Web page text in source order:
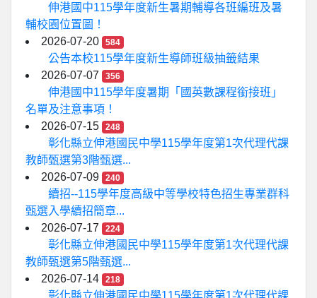
伸港國中115學年度新生暑期輔導各班編班及暑
輔校園位置圖！
2026-07-20
584
公告本校115學年度新生導師班級抽籤結果
2026-07-07
356
伸港國中115學年度暑期「國英數課程銜接班」
名單及注意事項！
2026-07-15
248
彰化縣立伸港國民中學115學年度第1次代理代課
教師甄選第3階甄選...
2026-07-09
240
續招--115學年度高級中等學校特色招生專業群科
甄選入學續招簡章...
2026-07-17
224
彰化縣立伸港國民中學115學年度第1次代理代課
教師甄選第5階甄選...
2026-07-14
218
彰化縣立伸港國民中學115學年度第1次代理代課